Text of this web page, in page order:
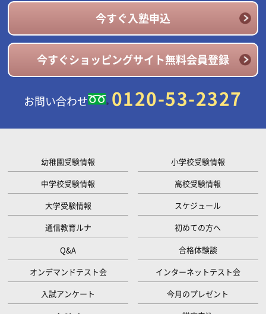
今すぐ入塾申込
今すぐショッピングサイト無料会員登録
お問い合わせ 0120-53-2327
幼稚園受験情報
小学校受験情報
中学校受験情報
高校受験情報
大学受験情報
スケジュール
通信教育ルナ
初めての方へ
Q&A
合格体験談
オンデマンドテスト会
インターネットテスト会
入試アンケート
今月のプレゼント